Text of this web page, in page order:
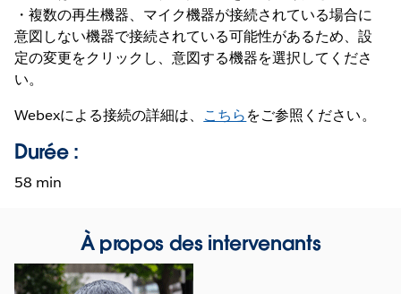
・複数の再生機器、マイク機器が接続されている場合に
意図しない機器で接続されている可能性があるため、設
定の変更をクリックし、意図する機器を選択してくださ
い。
Webexによる接続の詳細は、 こちらをご参照ください。
Durée :
58 min
À propos des intervenants